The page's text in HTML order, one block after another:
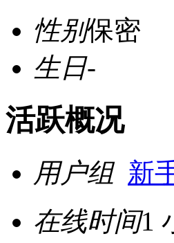
性别保密
生日-
活跃概况
用户组 新
在线时间1